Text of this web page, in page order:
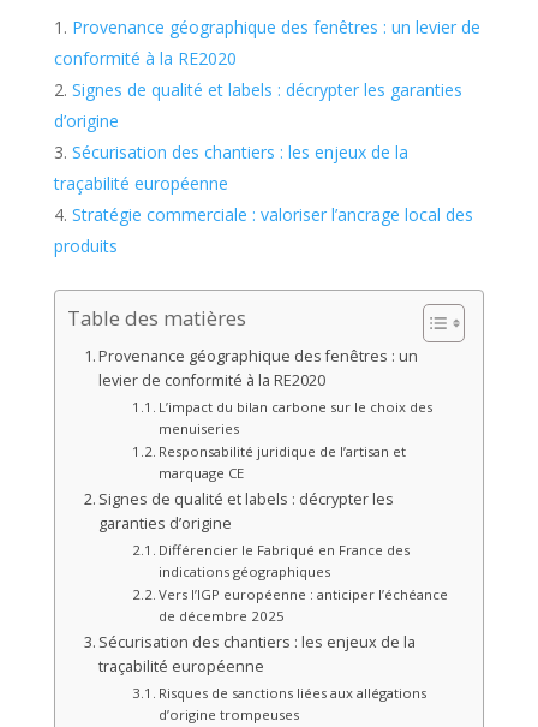
Provenance géographique des fenêtres : un levier de
conformité à la RE2020
Signes de qualité et labels : décrypter les garanties
d’origine
Sécurisation des chantiers : les enjeux de la
traçabilité européenne
Stratégie commerciale : valoriser l’ancrage local des
produits
Table des matières
Provenance géographique des fenêtres : un
levier de conformité à la RE2020
L’impact du bilan carbone sur le choix des
menuiseries
Responsabilité juridique de l’artisan et
marquage CE
Signes de qualité et labels : décrypter les
garanties d’origine
Différencier le Fabriqué en France des
indications géographiques
Vers l’IGP européenne : anticiper l’échéance
de décembre 2025
Sécurisation des chantiers : les enjeux de la
traçabilité européenne
Risques de sanctions liées aux allégations
d’origine trompeuses